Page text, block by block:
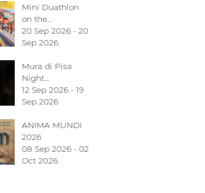
Mini Duathlon
on the…
20 Sep 2026 - 20
Sep 2026
Mura di Pisa
Night…
12 Sep 2026 - 19
Sep 2026
ANIMA MUNDI
2026
08 Sep 2026 - 02
Oct 2026